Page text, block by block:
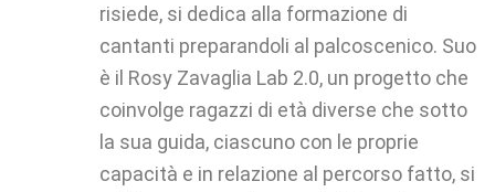
risiede, si dedica alla formazione di
cantanti preparandoli al palcoscenico. Suo
è il Rosy Zavaglia Lab 2.0, un progetto che
coinvolge ragazzi di età diverse che sotto
la sua guida, ciascuno con le proprie
capacità e in relazione al percorso fatto, si